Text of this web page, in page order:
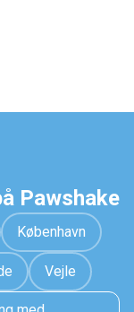
Pawshake
København
Vejle